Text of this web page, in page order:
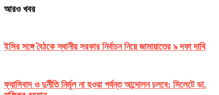
আরও খবর
ইসির সঙ্গে বৈঠকে স্থানীয় সরকার নির্বাচন নিয়ে জামায়াতের ৯ দফা দাবি
ফ্যাসিবাদ ও দুর্নীতি নির্মূল না হওয়া পর্যন্ত আন্দোলন চলবে: সিলেটে ডা.